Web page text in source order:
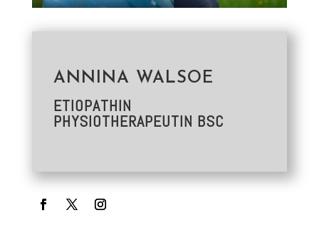
ANNINA WALSOE
ETIOPATHIN
PHYSIOTHERAPEUTIN BSC